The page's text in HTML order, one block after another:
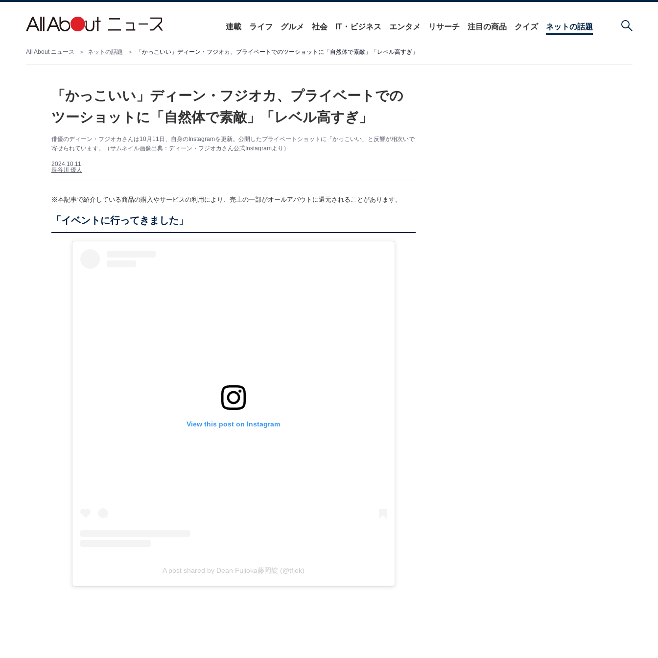
連載 ライフ グルメ 社会 IT・ビジネス エンタメ リサーチ 注目の商品 クイズ ネットの話題
All About ニュース ネットの話題 「かっこいい」ディーン・フジオカ、プライベートでのツーショットに「自然体で素敵」「レベル高すぎ」
「かっこいい」ディーン・フジオカ、プライベートでの
ツーショットに「自然体で素敵」「レベル高すぎ」
俳優のディーン・フジオカさんは10月11日、自身のInstagramを更新。公開したプライベートショットに「かっこいい」と反響が相次いで
寄せられています。（サムネイル画像出典：ディーン・フジオカさん公式Instagramより）
2024.10.11
長谷川 優人
※本記事で紹介している商品の購入やサービスの利用により、売上の一部がオールアバウトに還元されることがあります。
「イベントに行ってきました」
View this post on Instagram
A post shared by Dean Fujioka藤岡靛 (@tfjok)